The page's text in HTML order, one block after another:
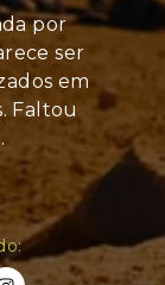
por
ser
em
Faltou